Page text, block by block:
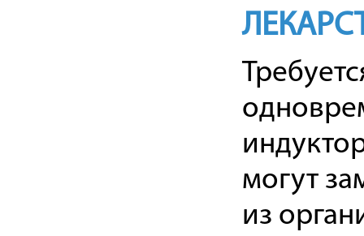
могут
из